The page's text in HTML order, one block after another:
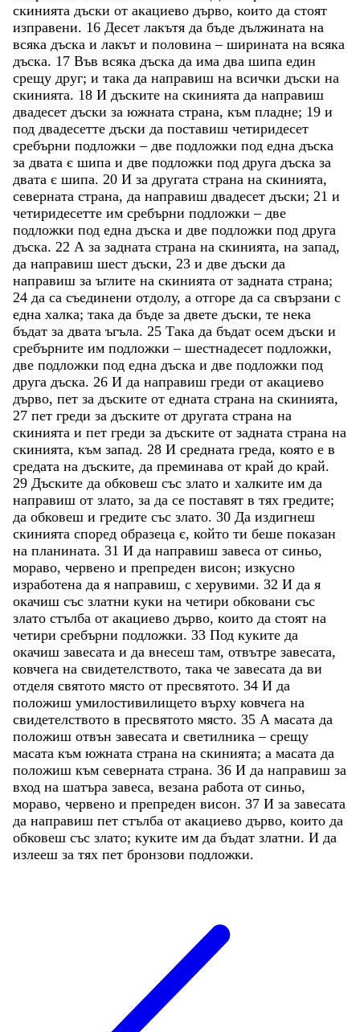
скинията дъски от акациево дърво, които да стоят
изправени. 16 Десет лакътя да бъде дължината на
всяка дъска и лакът и половина– ширината на всяка
дъска. 17 Във всяка дъска да има два шипа един
срещу друг; и така да направиш на всички дъски на
скинията. 18 И дъските на скинията да направиш
двадесет дъски за южната страна, към пладне; 19 и
под двадесетте дъски да поставиш четиридесет
сребърни подложки– две подложки под една дъска
за двата є шипа и две подложки под друга дъска за
двата є шипа. 20 И за другата страна на скинията,
северната страна, да направиш двадесет дъски; 21 и
четиридесетте им сребърни подложки– две
подложки под една дъска и две подложки под друга
дъска. 22 А за задната страна на скинията, на запад,
да направиш шест дъски, 23 и две дъски да
направиш за ъглите на скинията от задната страна;
24 да са съединени отдолу, а отгоре да са свързани с
една халка; така да бъде за двете дъски, те нека
бъдат за двата ъгъла. 25 Така да бъдат осем дъски и
сребърните им подложки– шестнадесет подложки,
две подложки под една дъска и две подложки под
друга дъска. 26 И да направиш греди от акациево
дърво, пет за дъските от едната страна на скинията,
27 пет греди за дъските от другата страна на
скинията и пет греди за дъските от задната страна на
скинията, към запад. 28 И средната греда, която е в
средата на дъските, да преминава от край до край.
29 Дъските да обковеш със злато и халките им да
направиш от злато, за да се поставят в тях гредите;
да обковеш и гредите със злато. 30 Да издигнеш
скинията според образеца є, който ти беше показан
на планината. 31 И да направиш завеса от синьо,
мораво, червено и препреден висон; изкусно
изработена да я направиш, с херувими. 32 И да я
окачиш със златни куки на четири обковани със
злато стълба от акациево дърво, които да стоят на
четири сребърни подложки. 33 Под куките да
окачиш завесата и да внесеш там, отвътре завесата,
ковчега на свидетелството, така че завесата да ви
отделя святото място от пресвятото. 34 И да
положиш умилостивилището върху ковчега на
свидетелството в пресвятото място. 35 А масата да
положиш отвън завесата и светилника– срещу
масата към южната страна на скинията; а масата да
положиш към северната страна. 36 И да направиш за
вход на шатъра завеса, везана работа от синьо,
мораво, червено и препреден висон. 37 И за завесата
да направиш пет стълба от акациево дърво, които да
обковеш със злато; куките им да бъдат златни. И да
излееш за тях пет бронзови подложки.